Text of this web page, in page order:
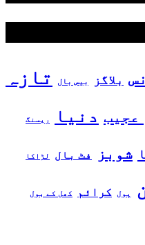
بلاگز بیس بال
تازہ
عجیب دنیا ریسنگ
شوبز فٹ بال لڑاکا
پول کرائم کھل کے بول